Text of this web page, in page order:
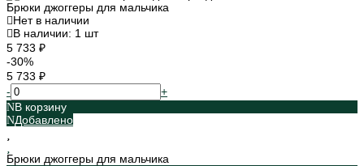
Брюки джоггеры для мальчика
Нет в наличии
В наличии: 1 шт
5 733 ₽
-30%
5 733 ₽
-
+
В корзину
Добавлено
Брюки джоггеры для мальчика